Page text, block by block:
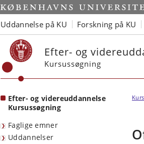
Start
Uddannelse på KU Forskning på KU
Efter- og
Kursussøgning
Efter- og videreuddannelse
Kursussøgning
Faglige emner
Uddannelser